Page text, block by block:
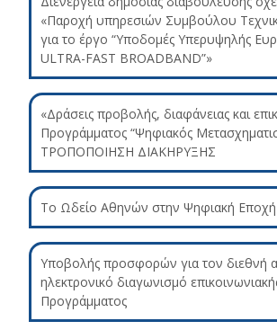
«Παροχή υπηρεσιών Συμβούλου
για το έργο “Υποδομές Υπερυψηλής
ULTRA-FAST BROADBAND”»
«Δράσεις προβολής, διαφάνειας και
Προγράμματος “Ψηφιακός
ΤΡΟΠΟΠΟΙΗΣΗ ΔΙΑΚΗΡΥΞΗΣ
Το Ωδείο Αθηνών στην Ψηφιακή Εποχή
Υποβολής προσφορών για τον διεθνή
ηλεκτρονικό διαγωνισμό
Προγράμματος